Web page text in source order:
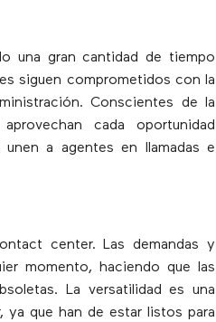
una gran cantidad de tiempo
siguen comprometidos con la
Conscientes de la
cada oportunidad
a agentes en llamadas e
center. Las demandas y
momento, haciendo que las
La versatilidad es una
ya que han de estar listos para